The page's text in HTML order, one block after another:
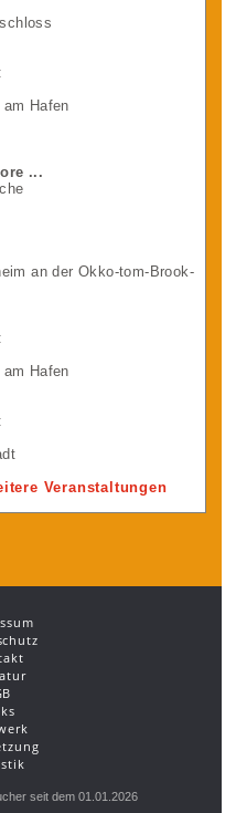
:
Hafen
...
an der Okko-tom-Brook-
:
Hafen
:
Veranstaltungen